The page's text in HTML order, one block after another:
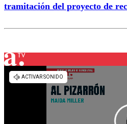
tramitación del proyecto de